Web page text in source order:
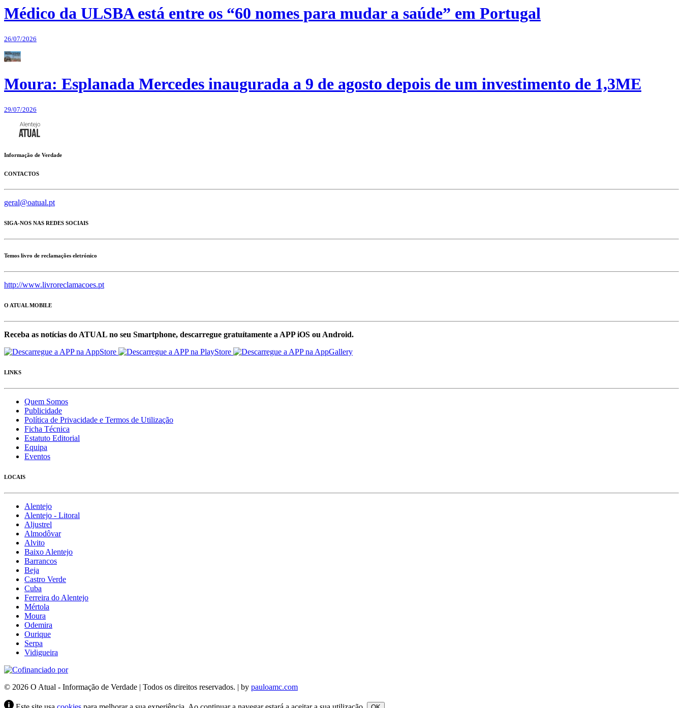
Médico da ULSBA está entre os “60 nomes para mudar a saúde” em Portugal
26/07/2026
Moura: Esplanada Mercedes inaugurada a 9 de agosto depois de um investimento de 1,3ME
29/07/2026
Informação de Verdade
CONTACTOS
geral@oatual.pt
SIGA-NOS NAS REDES SOCIAIS
Temos livro de reclamações eletrónico
http://www.livroreclamacoes.pt
O ATUAL MOBILE
Receba as notícias do ATUAL no seu Smartphone, descarregue gratuítamente a APP iOS ou Android.
LINKS
Quem Somos
Publicidade
Política de Privacidade e Termos de Utilização
Ficha Técnica
Estatuto Editorial
Equipa
Eventos
LOCAIS
Alentejo
Alentejo - Litoral
Aljustrel
Almodôvar
Alvito
Baixo Alentejo
Barrancos
Beja
Castro Verde
Cuba
Ferreira do Alentejo
Mértola
Moura
Odemira
Ourique
Serpa
Vidigueira
© 2026 O Atual - Informação de Verdade | Todos os direitos reservados. | by pauloamc.com